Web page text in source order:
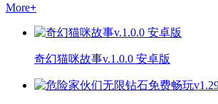
More+
奇幻猫咪故事v.1.0.0 安卓版